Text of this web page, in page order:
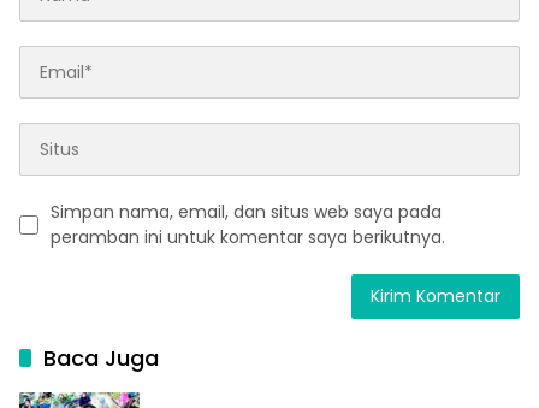
Simpan nama, email, dan situs web saya pada
peramban ini untuk komentar saya berikutnya.
Baca Juga